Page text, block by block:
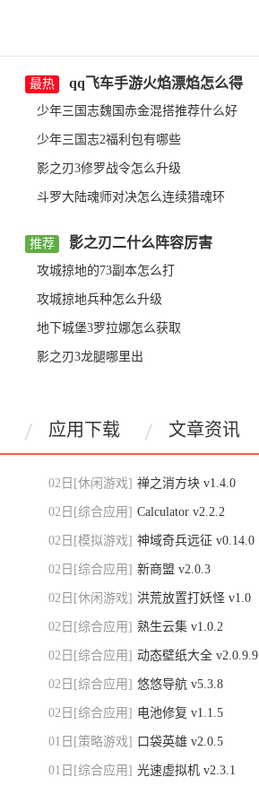
和美化。该软件具有丰富
的编辑功能和简单的操作
方式，可以帮助用户轻松
制作出高质量的图片作
作出具有专业水准的图片
作品，还是想要
最热 qq飞车手游火焰漂焰怎么得
少年三国志魏国赤金混搭推荐什么好
少年三国志2福利包有哪些
影之刃3修罗战令怎么升级
斗罗大陆魂师对决怎么连续猎魂环
推荐 影之刃二什么阵容厉害
攻城掠地的73副本怎么打
攻城掠地兵种怎么升级
地下城堡3罗拉娜怎么获取
影之刃3龙腿哪里出
应用下载 文章资讯
02日 [休闲游戏] 禅之消方块 v1.4.0
02日 [综合应用] Calculator v2.2.2
02日 [模拟游戏] 神域奇兵远征 v0.14.0
02日 [综合应用] 新商盟 v2.0.3
02日 [休闲游戏] 洪荒放置打妖怪 v1.0
02日 [综合应用] 熟生云集 v1.0.2
02日 [综合应用] 动态壁纸大全 v2.0.9.9
02日 [综合应用] 悠悠导航 v5.3.8
02日 [综合应用] 电池修复 v1.1.5
01日 [策略游戏] 口袋英雄 v2.0.5
01日 [综合应用] 光速虚拟机 v2.3.1